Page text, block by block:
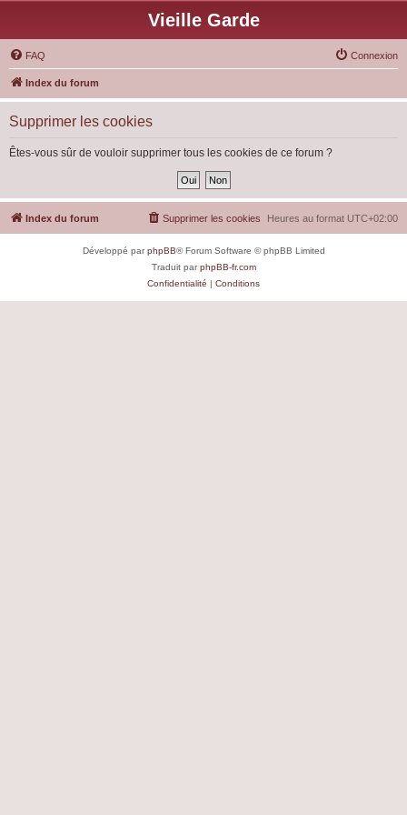
Vieille Garde
FAQ Connexion
Index du forum
Supprimer les cookies
Êtes-vous sûr de vouloir supprimer tous les cookies de ce forum ?
Index du forum Heures au format UTC+02:00
Supprimer les cookies
Développé parphpBB® Forum Software © phpBB Limited
Traduit parphpBB-fr.com
Confidentialité | Conditions